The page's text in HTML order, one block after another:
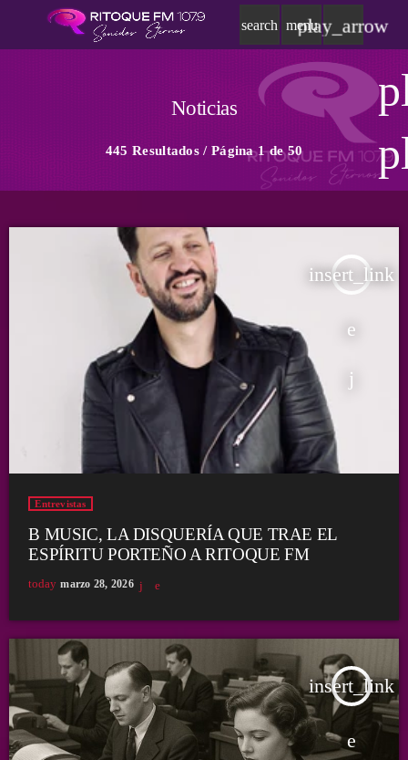
search menu
play_arrow
Noticias
445 Resultados / Página 1 de 50
insert_link
Entrevistas
B MUSIC, LA DISQUERÍA QUE TRAE EL
ESPÍRITU PORTEÑO A RITOQUE FM
today marzo 28, 2026
insert_link